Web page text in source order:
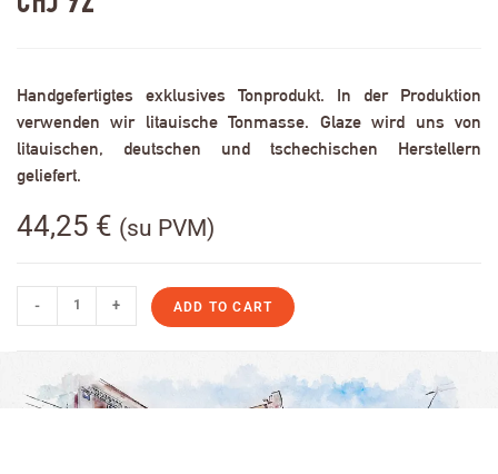
Handgefertigtes exklusives Tonprodukt. In der Produktion
verwenden wir litauische Tonmasse. Glaze wird uns von
litauischen, deutschen und tschechischen Herstellern
geliefert.
44,25 € (su PVM)
- + ADD TO CART